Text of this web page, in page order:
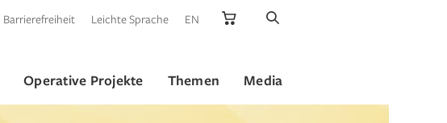
Barrierefreiheit Leichte Sprache EN
Operative Projekte Themen Media